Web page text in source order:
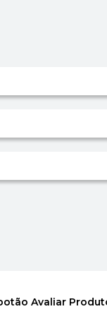
Avaliar